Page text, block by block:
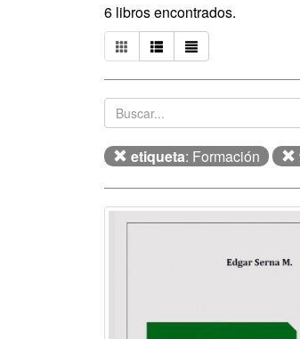
6 libros encontrados.
etiqueta: Formación